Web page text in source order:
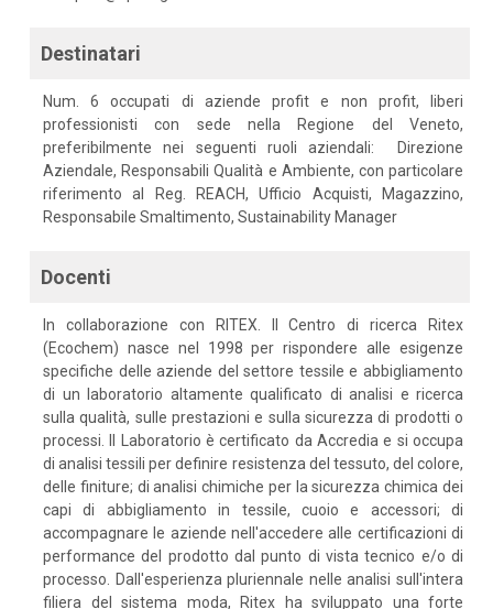
Destinatari
Num. 6 occupati di aziende profit e non profit, liberi
professionisti con sede nella Regione del Veneto,
preferibilmente nei seguenti ruoli aziendali: Direzione
Aziendale, Responsabili Qualità e Ambiente, con particolare
riferimento al Reg. REACH, Ufficio Acquisti, Magazzino,
Responsabile Smaltimento, Sustainability Manager
Docenti
In collaborazione con RITEX. Il Centro di ricerca Ritex
(Ecochem) nasce nel 1998 per rispondere alle esigenze
specifiche delle aziende del settore tessile e abbigliamento
di un laboratorio altamente qualificato di analisi e ricerca
sulla qualità, sulle prestazioni e sulla sicurezza di prodotti o
processi. Il Laboratorio è certificato da Accredia e si occupa
di analisi tessili per definire resistenza del tessuto, del colore,
delle finiture; di analisi chimiche per la sicurezza chimica dei
capi di abbigliamento in tessile, cuoio e accessori; di
accompagnare le aziende nell'accedere alle certificazioni di
performance del prodotto dal punto di vista tecnico e/o di
processo. Dall'esperienza pluriennale nelle analisi sull'intera
filiera del sistema moda, Ritex ha sviluppato una forte